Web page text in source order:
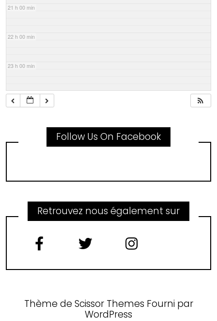
21 h 00 min
22 h 00 min
23 h 00 min
Follow Us On Facebook
Retrouvez nous également sur
Thème de Scissor Themes Fourni par
WordPress